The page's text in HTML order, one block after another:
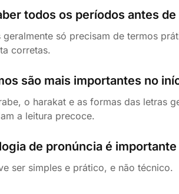
todos os períodos antes
geralmente só precisam de termos
corretas.
são mais importantes no
o harakat e as formas das letras
a leitura precoce.
de pronúncia é
ser simples e prático, e não técnico.